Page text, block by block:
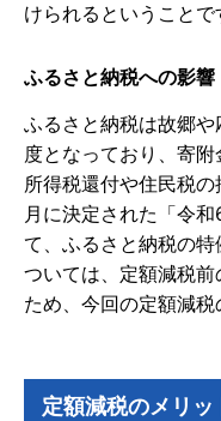
けられるということで
ふるさと納税への影響
ふるさと納税は故郷
度となっており、寄
所得税還付や住民税
月に決定された「令
て、ふるさと納税の
ついては、定額減税
ため、今回の定額減税
定額減税のメリッ